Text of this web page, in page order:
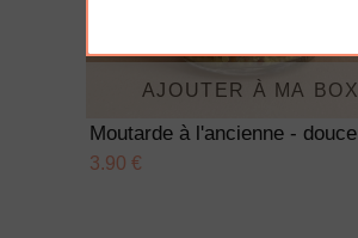
AJOUTER À MA BOX
Moutarde à l'ancienne - douce
3.90 €